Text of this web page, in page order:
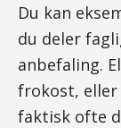
Du kan
du deler
anbefaling.
frokost, eller
faktisk ofte